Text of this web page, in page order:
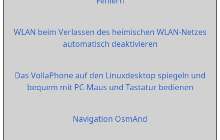
WLAN beim Verlassen des heimischen WLAN-Netzes
automatisch deaktivieren
Das VollaPhone auf den Linuxdesktop spiegeln und
bequem mit PC-Maus und Tastatur bedienen
Navigation OsmAnd